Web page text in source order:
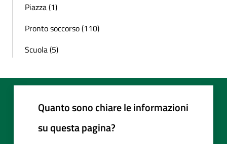
Piazza (1)
Pronto soccorso (110)
Scuola (5)
Quanto sono chiare le informazioni
su questa pagina?